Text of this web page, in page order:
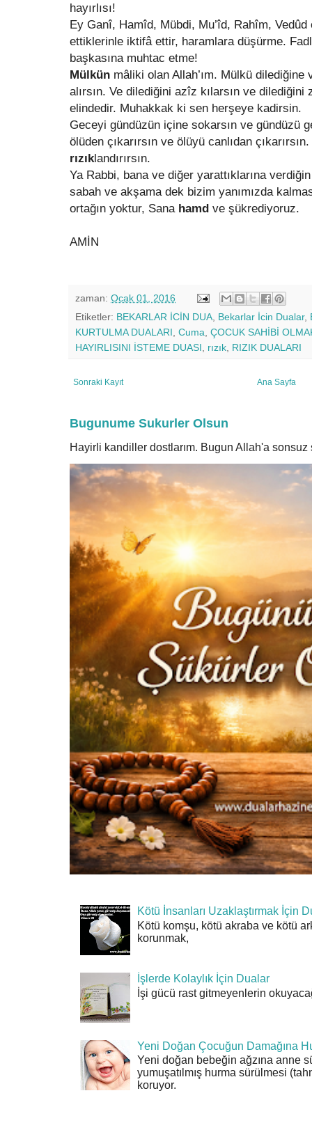
hayırlısı!
Ey Ganî, Hamîd, Mübdi, Mu’îd, Rahîm, Vedûd
ettiklerinle iktifâ ettir, haramlara düşürme.
başkasına muhtac etme!
Mülkün mâliki olan Allah’ım. Mülkü
alırsın. Ve dilediğini azîz kılarsın ve dilediğini
elindedir. Muhakkak ki sen herşeye kadirsin.
Geceyi gündüzün içine sokarsın ve gündüzü
ölüden çıkarırsın ve ölüyü canlıdan
rızıklandırırsın.
Ya Rabbi, bana ve diğer yarattıklarına
sabah ve akşama dek bizim yanımızda
ortağın yoktur, Sana hamd ve şükrediyoruz.
AMİN
zaman: Ocak 01, 2016
Etiketler: BEKARLAR İCİN DUA Bekarlar İcin Dualar,
KURTULMA DUALARI Cuma ÇOCUK SAHİBİ
HAYIRLISINI İSTEME DUASI
rızık RIZIK DUALARI
Sonraki Kayıt Ana Sayfa
Bugunume Sukurler Olsun
Hayirli kandiller dostlarım. Bugun Allah'a
Kötü İnsanları Uzaklaştırmak İçin
Kötü komşu, kötü akraba ve kötü
korunmak,
İşlerde Kolaylık İçin Dualar
İşi gücü rast gitmeyenlerin
Yeni Doğan Çocuğun Damağına
Yeni doğan bebeğin ağzına anne
yumuşatılmış hurma sürülmesi
koruyor.